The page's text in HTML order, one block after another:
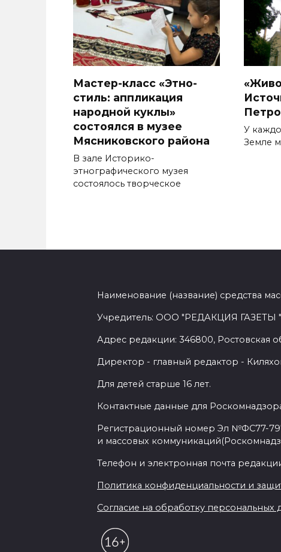
Мастер-класс «Этно-
стиль: аппликация
народной куклы»
состоялся в музее
Мясниковского района
В зале Историко-
этнографического музея
состоялось творческое
У
Земле
Наименование (название) средства
Учредитель: ООО "РЕДАКЦИЯ ГАЗЕТЫ
Адрес редакции: 346800, Ростовская
Директор - главный редактор -
Для детей старше 16 лет.
Контактные данные для
Регистрационный номер Эл №ФС77-
и массовых
Телефон и электронная почта
Политика конфиденциальности и
Согласие на обработку